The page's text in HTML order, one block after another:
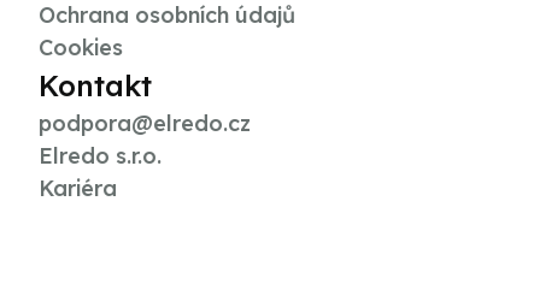
Ochrana osobních údajů
Cookies
Kontakt
podpora@elredo.cz
Elredo s.r.o.
Kariéra